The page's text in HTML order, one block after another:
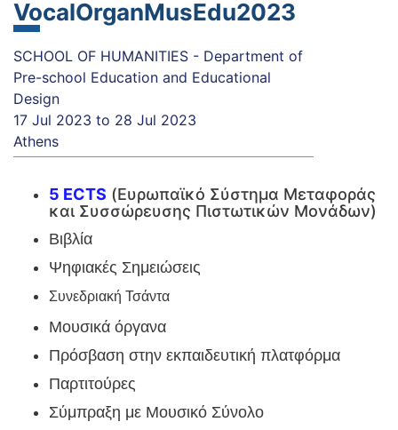
VocalOrganMusEdu2023
SCHOOL OF HUMANITIES - Department of
Pre-school Education and Educational
Design
17 Jul 2023 to 28 Jul 2023
Athens
5 ECTS (Ευρωπαϊκό Σύστημα Μεταφοράς
και Συσσώρευσης Πιστωτικών Μονάδων)
Βιβλία
Ψηφιακές Σημειώσεις
Συνεδριακή Τσάντα
Μουσικά όργανα
Πρόσβαση στην εκπαιδευτική πλατφόρμα
Παρτιτούρες
Σύμπραξη με Μουσικό Σύνολο